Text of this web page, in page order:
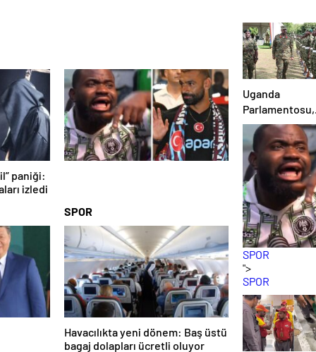
paniği:
izledi
SPOR
Havacılıkta yeni dönem: Baş üstü
bagaj dolapları ücretli oluyor
Uganda
Parlamentosu,
Gazze’ye asker
gönderilmesini
onayladı
SPOR
">
SPOR